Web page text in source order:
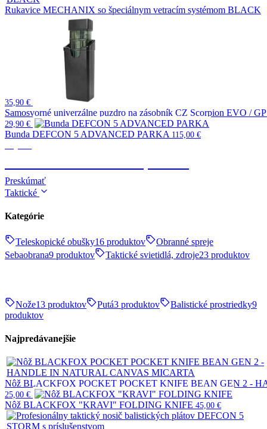
Rukavice MECHANIX so špeciálnym vetracím systémom BLACK
35,90 €
Samosvorné univerzálne puzdro na zásobník CZ Scorpion EVO /
29,90 €
Bunda DEFCON 5 ADVANCED PARKA 115,00 €
Preskúmať
Taktické
Kategórie
Teleskopické obušky16 produktov
Obranné spreje
Sebaobrana9 produktov Taktické svietidlá, zdroje23 produktov
Nože13 produktov Putá3 produktov Balistické prostriedky9
produktov
Najpredávanejšie
Nôž BLACKFOX POCKET POCKET KNIFE BEAN GEN 2 -
25,00 €
Nôž BLACKFOX "KRAVI" FOLDING KNIFE 45,00 €